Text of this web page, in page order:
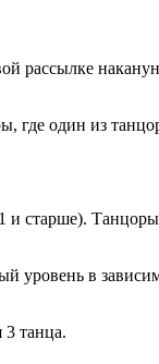
рассылке
один из
в
танца.